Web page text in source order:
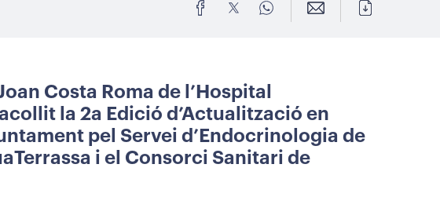
Costa Roma de l’Hospital
la 2a Edició d’Actualització en
pel Servei d’Endocrinologia de
i el Consorci Sanitari de